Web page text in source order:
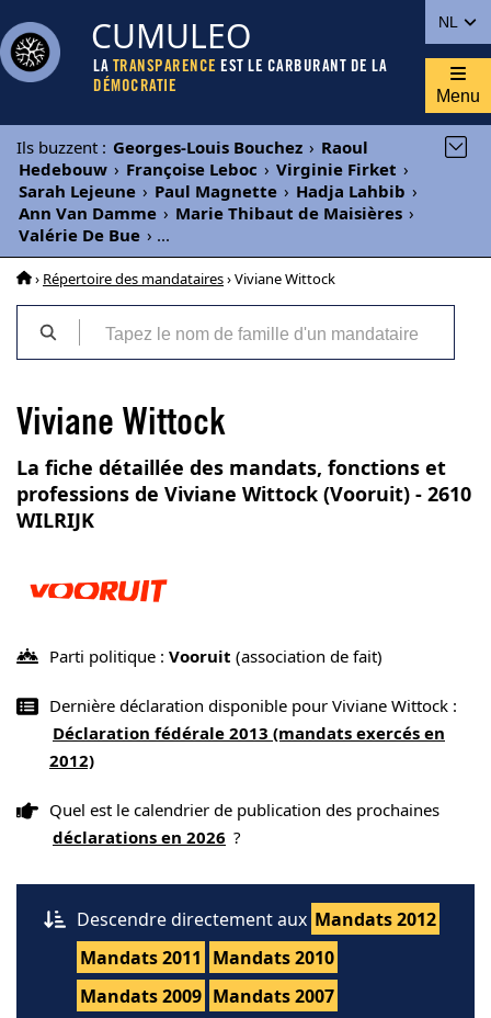
NL
CUMULEO
LA TRANSPARENCE EST LE CARBURANT DE LA
DÉMOCRATIE
Menu
Ils buzzent : Georges-Louis Bouchez › Raoul
Hedebouw › Françoise Leboc › Virginie Firket ›
Sarah Lejeune › Paul Magnette › Hadja Lahbib ›
Ann Van Damme › Marie Thibaut de Maisières ›
Valérie De Bue › ...
› Répertoire des mandataires› Viviane Wittock
Viviane Wittock
La fiche détaillée des mandats, fonctions et
professions de Viviane Wittock (Vooruit) - 2610
WILRIJK
Parti politique : Vooruit (association de fait)
Dernière déclaration disponible pour Viviane Wittock :
Déclaration fédérale 2013 (mandats exercés en
2012)
Quel est le calendrier de publication des prochaines
déclarations en 2026 ?
Descendre directement aux Mandats 2012
Mandats 2011 Mandats 2010
Mandats 2009 Mandats 2007